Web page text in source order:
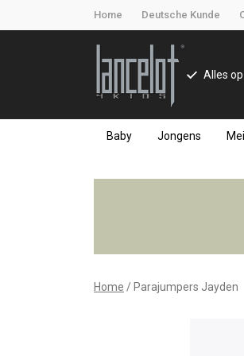
Home Deutsche Kunde
Alles
Baby Jongens
Parajumpers
Lancelot
Home Parajumpers Jayden